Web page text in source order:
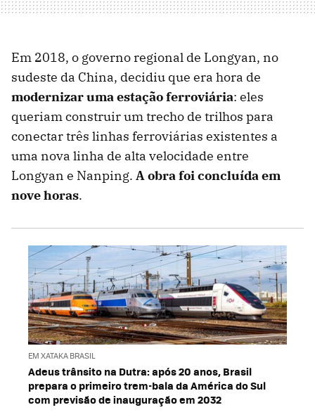
Em 2018, o governo regional de Longyan, no
sudeste da China, decidiu que era hora de
modernizar uma estação ferroviária: eles
queriam construir um trecho de trilhos para
conectar três linhas ferroviárias existentes a
uma nova linha de alta velocidade entre
Longyan e Nanping. A obra foi concluída em
nove horas.
EM XATAKA BRASIL
Adeus trânsito na Dutra: após 20 anos, Brasil
prepara o primeiro trem-bala da América do Sul
com previsão de inauguração em 2032